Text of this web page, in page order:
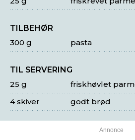
TILBEHØR
pasta
300 g
TIL SERVERING
friskhøvlet
25 g
godt brød
4 skiver